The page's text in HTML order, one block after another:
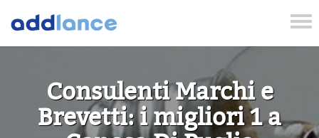
Consulenti Marchi e
Brevetti: i migliori 1 a